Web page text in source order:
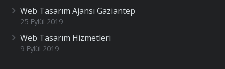
Web Tasarım Ajansı Gaziantep
25 Eylül 2019
Web Tasarım Hizmetleri
9 Eylül 2019